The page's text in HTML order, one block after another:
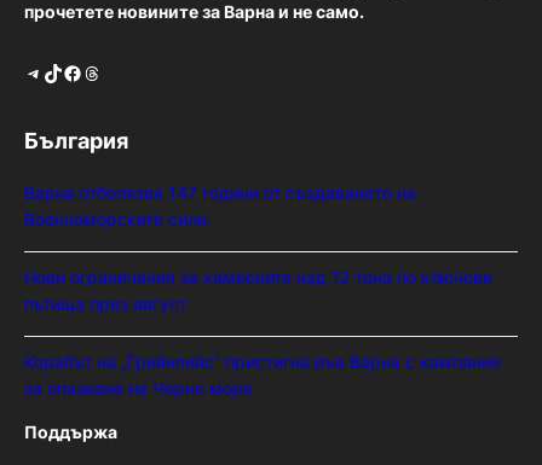
прочетете новините за Варна и не само.
Telegram TikTok Facebook Threads
България
Варна отбелязва 147 години от създаването на
Военноморските сили.
Нови ограничения за камионите над 12 тона по ключови
пътища през август
Корабът на „Грийнпийс“ пристигна във Варна с кампания
за опазване на Черно море
Поддържа